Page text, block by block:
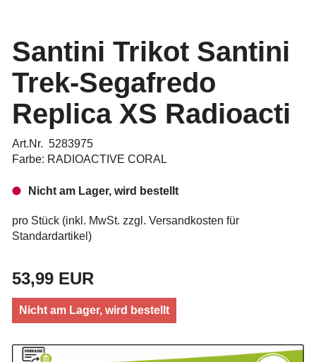
Santini Trikot Santini
Trek-Segafredo
Replica XS Radioacti
Art.Nr. 5283975
Farbe: RADIOACTIVE CORAL
Nicht am Lager, wird bestellt
pro Stück (inkl. MwSt. zzgl. Versandkosten für
Standardartikel )
53,99 EUR
Nicht am Lager, wird bestellt